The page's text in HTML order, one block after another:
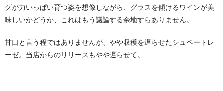
グが力いっぱい育つ姿を想像しながら、グラスを傾けるワインが美
味しいかどうか、これはもう議論する余地すらありません。
甘口と言う程ではありませんが、やや収穫を遅らせたシュペートレ
ーゼ。当店からのリリースもやや遅らせて。